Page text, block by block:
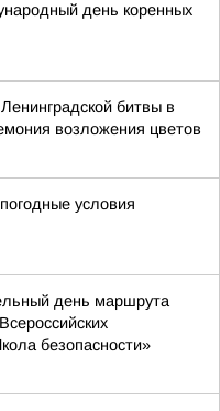
день коренных
битвы в
возложения цветов
условия
день маршрута
безопасности»